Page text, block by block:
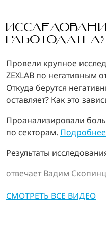
Провели крупное
ZEXLAB по негативным
Откуда берутся
оставляет? Как это
Проанализировали
по секторам. Подробнее
Результаты
отвечает Вадим
СМОТРЕТЬ ВСЕ ВИДЕО